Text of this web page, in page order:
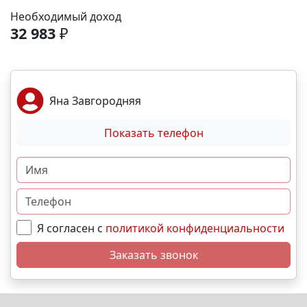
Море и пляж – 40 мин. 🏙️ Центр города – 20 мин. 🌁
Крымский мост – 2:30 мин. Выгодные условия
покупки: • Беспроцентная рассрочка от
Материнский капитал; • Дистанционная покупка. 📞
Свяжитесь с нами прямо сейчас и мы подберем
лучший вариант именно для Вас. N9641
Необходимый доход
32 983 ₽
Яна Завгородняя
Показать телефон
Я согласен с политикой конфиденциальности
Заказать звонок